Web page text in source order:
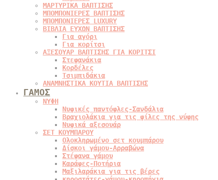
ΜΑΡΤΥΡΙΚΑ ΒΑΠΤΙΣΗΣ
ΜΠΟΜΠΟΝΙΕΡΕΣ ΒΑΠΤΙΣΗΣ
ΜΠΟΜΠΟΝΙΕΡΕΣ LUXURY
ΒΙΒΛΙΑ ΕΥΧΩΝ ΒΑΠΤΙΣΗΣ
Για αγόρι
Για κορίτσι
ΑΞΕΣΟΥΑΡ ΒΑΠΤΙΣΗΣ ΓΙΑ ΚΟΡΙΤΣΙ
Στεφανάκια
Κορδέλες
Τσιμπιδάκια
ΑΝΑΜΝΗΣΤΙΚΑ ΚΟΥΤΙΑ ΒΑΠΤΙΣΗΣ
ΓΑΜΟΣ
ΝΥΦΗ
Νυφικές παντόφλες-Σανδάλια
Βραχιολάκια για τις φίλες της νύφης
Νυφικά αξεσουάρ
ΣΕΤ ΚΟΥΜΠΑΡΟΥ
Ολοκληρωμένο σετ κουμπάρου
Δίσκοι γάμου-Αρραβώνα
Στέφανα γάμου
Καράφες-Ποτήρια
Μαξιλαράκια για τις βέρες